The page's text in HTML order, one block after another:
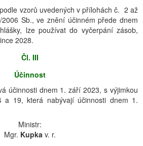
vzorů uvedených v přílohách č. 2 až
Sb., ve znění účinném přede dnem
lze používat do vyčerpání zásob,
2028.
Čl. III
Účinnost
účinnosti dnem 1. září 2023, s výjimkou
a 19, která nabývají účinnosti dnem 1.
Ministr:
Mgr. Kupkav. r.